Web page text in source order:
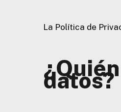
La Política de
datos?